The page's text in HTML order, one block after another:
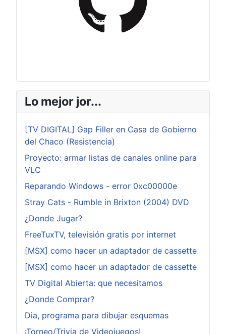
Lo mejor jor...
[TV DIGITAL] Gap Filler en Casa de Gobierno
del Chaco (Resistencia)
Proyecto: armar listas de canales online para
VLC
Reparando Windows - error 0xc00000e
Stray Cats - Rumble in Brixton (2004) DVD
¿Donde Jugar?
FreeTuxTV, televisión gratis por internet
[MSX] como hacer un adaptador de cassette
[MSX] como hacer un adaptador de cassette
TV Digital Abierta: que necesitamos
¿Donde Comprar?
Dia, programa para dibujar esquemas
¡Torneo/Trivia de Videojuegos!